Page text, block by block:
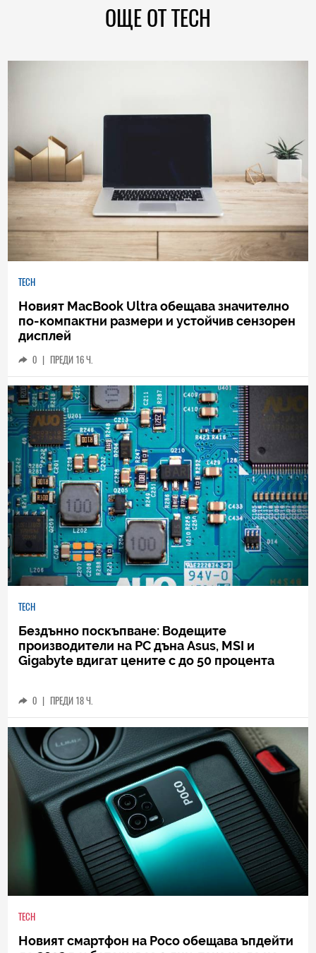
ОЩЕ ОТ TECH
TECH
Новият MacBook Ultra обещава значително
по-компактни размери и устойчив сензорен
дисплей
0 | ПРЕДИ 16 Ч.
TECH
Бездънно поскъпване: Водещите
производители на РС дъна Asus, MSI и
Gigabyte вдигат цените с до 50 процента
0 | ПРЕДИ 18 Ч.
TECH
Новият смартфон на Poco обещава ъпдейти